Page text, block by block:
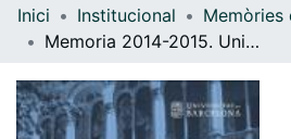
Inici Institucional
Memoria 2014-2015. Universidad de Barcelona